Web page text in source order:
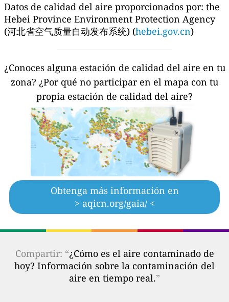
Datos de calidad del aire proporcionados por: the
Hebei Province Environment Protection Agency
(河北省空气质量自动发布系统) (hebei.gov.cn)
¿Conoces alguna estación de calidad del aire en tu
zona? ¿Por qué no participar en el mapa con tu
propia estación de calidad del aire?
Obtenga más información en
> aqicn.org/gaia/ <
Compartir: “¿Cómo es el aire contaminado de
hoy? Información sobre la contaminación del
aire en tiempo real.”